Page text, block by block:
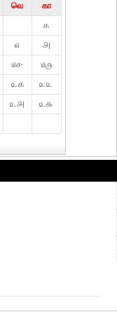
வெ
கா
௧
௭
௮
௰௪
௰௫
௨௧
௨௨
௨௮
௨௯